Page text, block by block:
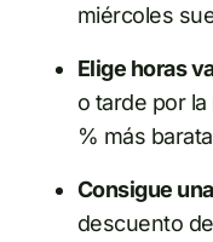
miércoles
Elige horas
o tarde por
% más
Consigue
descuento